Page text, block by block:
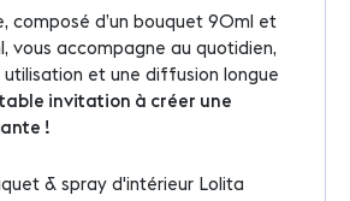
composé d’un bouquet 90ml et
vous accompagne au quotidien,
et une diffusion longue
invitation à créer une
!
& spray d'intérieur Lolita